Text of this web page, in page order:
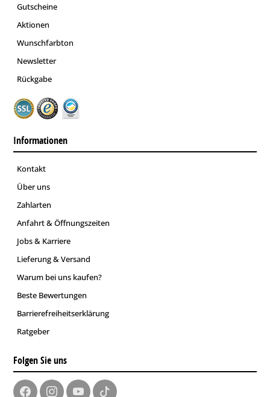
Gutscheine
Aktionen
Wunschfarbton
Newsletter
Rückgabe
Informationen
Kontakt
Über uns
Zahlarten
Anfahrt & Öffnungszeiten
Jobs & Karriere
Lieferung & Versand
Warum bei uns kaufen?
Beste Bewertungen
Barrierefreiheitserklärung
Ratgeber
Folgen Sie uns